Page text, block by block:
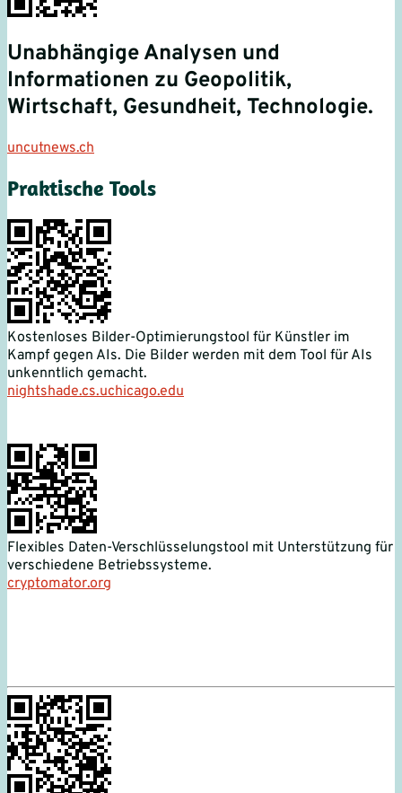
Unabhängige Analysen und
Informationen zu Geopolitik,
Wirtschaft, Gesundheit, Technologie.
uncutnews.ch
Praktische Tools
Kostenloses Bilder-Optimierungstool für Künstler im
Kampf gegen AIs. Die Bilder werden mit dem Tool für AIs
unkenntlich gemacht.
nightshade.cs.uchicago.edu
Flexibles Daten-Verschlüsselungstool mit Unterstützung für
verschiedene Betriebssysteme.
cryptomator.org